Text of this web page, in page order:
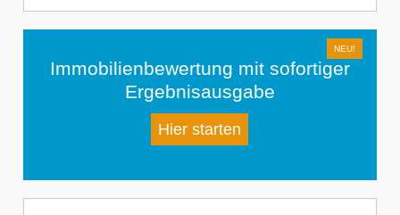
Immobilienbewertung mit sofortiger
Ergebnisausgabe
Hier starten